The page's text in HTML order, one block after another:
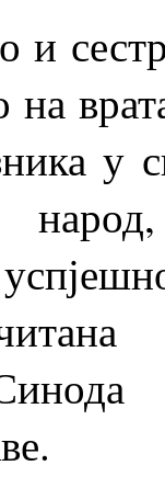
и
на
у